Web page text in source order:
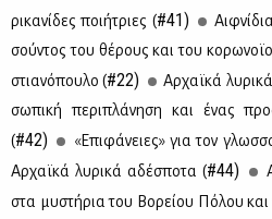
ρι­κα­νί­δες ποι­ή­τριες (#41)
σού­ντος του θέ­ρους και του
στια­νό­που­λο (#22) Αρ­χαϊ­κά
σω­πι­κή πε­ρι­πλά­νη­ση και ένας
(#42) «Επι­φά­νειες» για τον
Αρ­χαϊ­κά λυ­ρι­κά αδέ­σπο­τα (#44)
στα μυ­στή­ρια του Βο­ρεί­ου Πό­λου και